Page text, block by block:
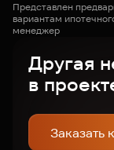
Представлен
вариантам
менеджер
Другая
в
Заказать